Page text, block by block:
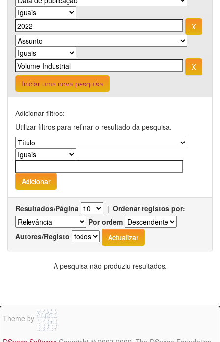
Iniciar uma nova pesquisa
Adicionar filtros:
Utilizar filtros para refinar o resultado da pesquisa.
Resultados/Página | Ordenar registos por:
Por ordem
Autores/Registo
A pesquisa não produziu resultados.
Theme by